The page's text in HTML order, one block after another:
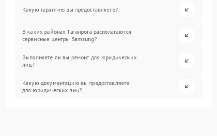
Какую гарантию вы предоставляете?
В каких районах Таганрога располагаются
сервисные центры Samsung?
Выполняете ли вы ремонт для юридических
лиц?
Какую документацию вы предоставляете
для юридических лиц?